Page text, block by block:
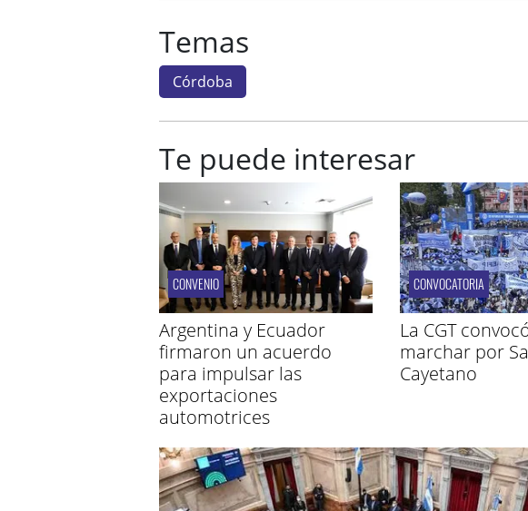
Temas
Córdoba
Te puede interesar
CONVENIO
Argentina y Ecuador
firmaron un acuerdo
para impulsar las
exportaciones
automotrices
CONVOCATORIA
La CGT
marchar por
Cayetano